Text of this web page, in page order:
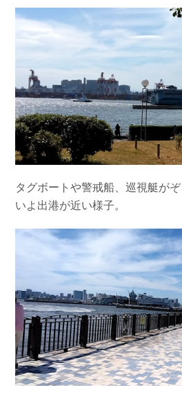
タグボートや警戒船、巡視艇が
いよ出港が近い様子。